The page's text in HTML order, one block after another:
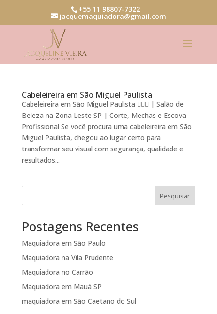
+55 11 98807-7322
jacquemaquiadora@gmail.com
Cabeleireira em São Miguel Paulista
Cabeleireira em São Miguel Paulista 💇‍♀️✨ | Salão de
Beleza na Zona Leste SP | Corte, Mechas e Escova
Profissional Se você procura uma cabeleireira em São
Miguel Paulista, chegou ao lugar certo para
transformar seu visual com segurança, qualidade e
resultados...
Pesquisar
Postagens Recentes
Maquiadora em São Paulo
Maquiadora na Vila Prudente
Maquiadora no Carrão
Maquiadora em Mauá SP
maquiadora em São Caetano do Sul